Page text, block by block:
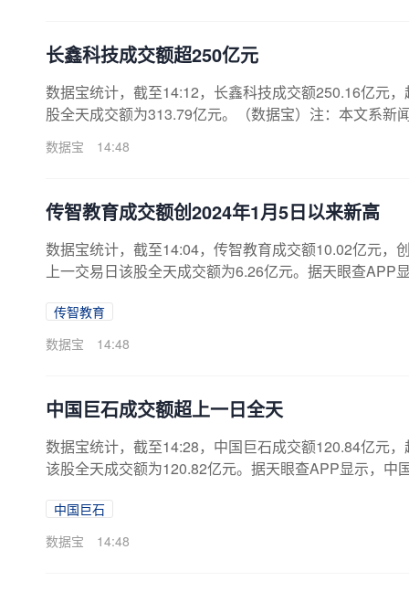
长鑫科技成交额超250亿元
数据宝统计，截至14:12，长鑫科技成交额250.16亿元
股全天成交额为313.79亿元。（数据宝）注：本文系
数据宝 14:48
传智教育成交额创2024年1月5日以来新高
数据宝统计，截至14:04，传智教育成交额10.02亿元，
上一交易日该股全天成交额为6.26亿元。据天眼查APP
传智教育
数据宝
14:48
中国巨石成交额超上一日全天
数据宝统计，截至14:28，中国巨石成交额120.84亿元
该股全天成交额为120.82亿元。据天眼查APP显示，
中国巨石
数据宝
14:48